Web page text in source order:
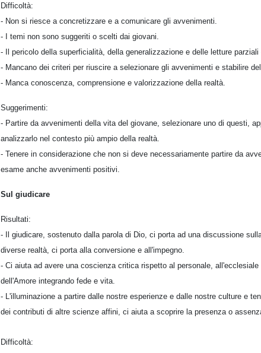
Difficoltà:
- Non si riesce a concretizzare e a comunicare gli avvenimenti.
- I temi non sono suggeriti o scelti dai giovani.
- Il pericolo della superficialità, della generalizzazione e delle letture parziali
- Mancano dei criteri per riuscire a selezionare gli avvenimenti e stabilire
- Manca conoscenza, comprensione e valorizzazione della realtà.
Suggerimenti:
- Partire da avvenimenti della vita del giovane, selezionare uno di questi,
analizzarlo nel contesto più ampio della realtà.
- Tenere in considerazione che non si deve necessariamente partire da
esame anche avvenimenti positivi.
Sul giudicare
Risultati:
- Il giudicare, sostenuto dalla parola di Dio, ci porta ad una discussione
diverse realtà, ci porta alla conversione e all'impegno.
- Ci aiuta ad avere una coscienza critica rispetto al personale,
dell'Amore integrando fede e vita.
- L'illuminazione a partire dalle nostre esperienze e dalle nostre culture e
dei contributi di altre scienze affini, ci aiuta a scoprire la presenza o
Difficoltà: